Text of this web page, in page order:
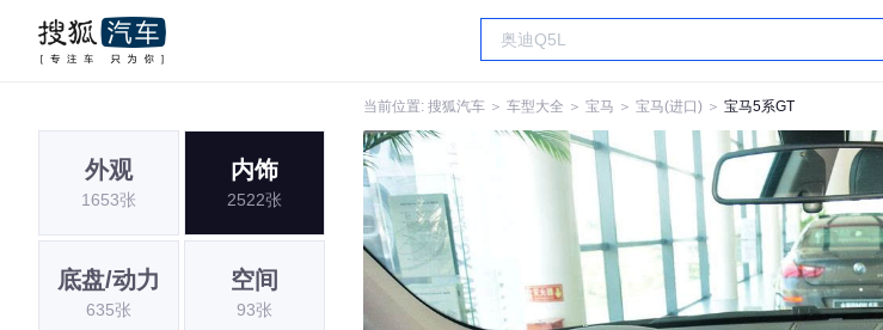
当前位置: 搜狐汽车 ＞ 车型大全 ＞ 宝马 ＞ 宝马(进口) ＞ 宝马5系GT
外观
1653张
内饰
2522张
底盘/动力
635张
空间
93张